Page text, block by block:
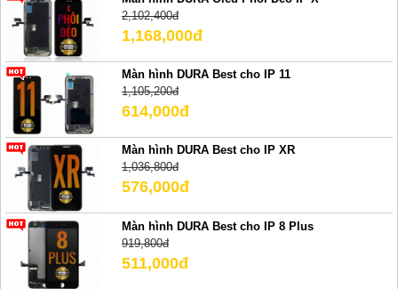
2,102,400đ
1,168,000đ
Màn hình DURA Best cho IP 11
1,105,200đ
614,000đ
Màn hình DURA Best cho IP XR
1,036,800đ
576,000đ
Màn hình DURA Best cho IP 8 Plus
919,800đ
511,000đ